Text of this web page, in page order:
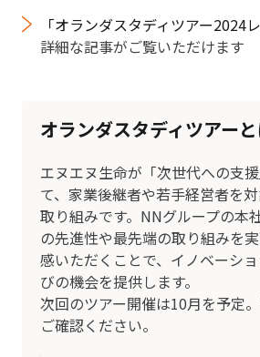
「オランダスタディツアー2024
詳細な記事がご覧いただけます
オランダスタディツアーと
エヌエヌ生命が「次世代への支
て、家業後継者や若手経営者を
取り組みです。NNグループの本
の先進性や最先端の取り組みを
感いただくことで、イノベーシ
びの機会を提供します。
次回のツアー開催は10月を予定
ご確認ください。